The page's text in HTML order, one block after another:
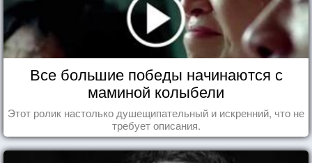
Все большие победы начинаются с
маминой колыбели
Этот ролик настолько душещипательный и искренний, что не
требует описания.